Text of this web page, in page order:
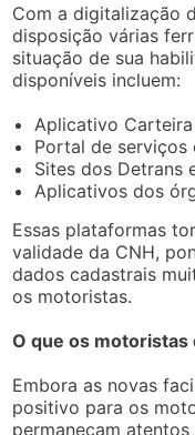
Com a digitalização
disposição várias
situação de sua
disponíveis incluem:
Aplicativo
Portal de serviços
Sites dos Detrans
Aplicativos dos
Essas plataformas
validade da CNH,
dados cadastrais
os motoristas.
O que os
Embora as novas
positivo para os
permaneçam